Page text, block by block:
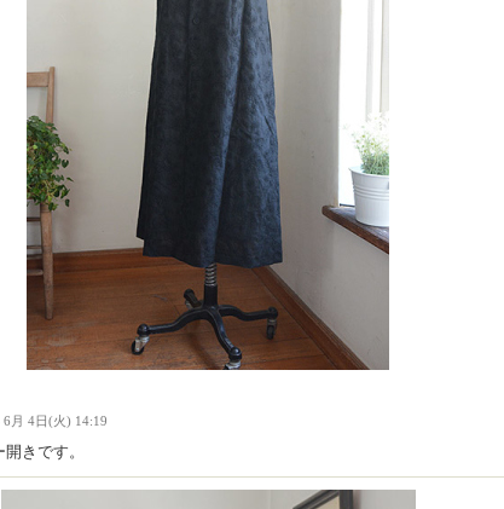
6月 4日(火) 14:19
きです。